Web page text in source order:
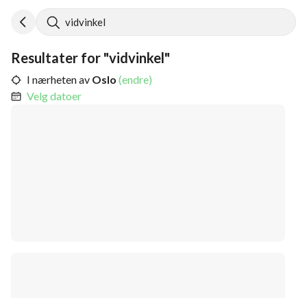
vidvinkel
Resultater for "vidvinkel"
I nærheten av Oslo (endre)
Velg datoer